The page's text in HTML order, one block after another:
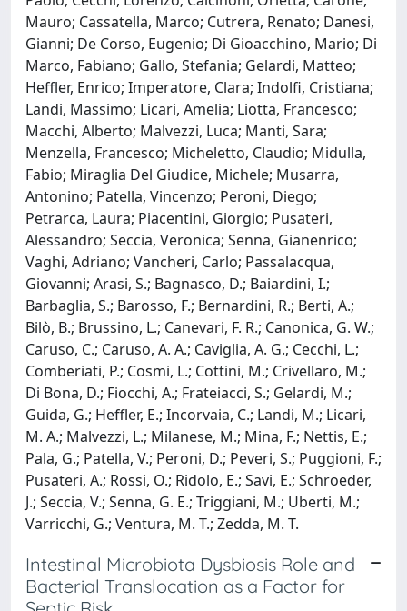
Mauro; Cassatella, Marco; Cutrera, Renato; Danesi,
Gianni; De Corso, Eugenio; Di Gioacchino, Mario; Di
Marco, Fabiano; Gallo, Stefania; Gelardi, Matteo;
Heffler, Enrico; Imperatore, Clara; Indolfi, Cristiana;
Landi, Massimo; Licari, Amelia; Liotta, Francesco;
Macchi, Alberto; Malvezzi, Luca; Manti, Sara;
Menzella, Francesco; Micheletto, Claudio; Midulla,
Fabio; Miraglia Del Giudice, Michele; Musarra,
Antonino; Patella, Vincenzo; Peroni, Diego;
Petrarca, Laura; Piacentini, Giorgio; Pusateri,
Alessandro; Seccia, Veronica; Senna, Gianenrico;
Vaghi, Adriano; Vancheri, Carlo; Passalacqua,
Giovanni; Arasi, S.; Bagnasco, D.; Baiardini, I.;
Barbaglia, S.; Barosso, F.; Bernardini, R.; Berti, A.;
Bilò, B.; Brussino, L.; Canevari, F. R.; Canonica, G. W.;
Caruso, C.; Caruso, A. A.; Caviglia, A. G.; Cecchi, L.;
Comberiati, P.; Cosmi, L.; Cottini, M.; Crivellaro, M.;
Di Bona, D.; Fiocchi, A.; Frateiacci, S.; Gelardi, M.;
Guida, G.; Heffler, E.; Incorvaia, C.; Landi, M.; Licari,
M. A.; Malvezzi, L.; Milanese, M.; Mina, F.; Nettis, E.;
Pala, G.; Patella, V.; Peroni, D.; Peveri, S.; Puggioni, F.;
Pusateri, A.; Rossi, O.; Ridolo, E.; Savi, E.; Schroeder,
J.; Seccia, V.; Senna, G. E.; Triggiani, M.; Uberti, M.;
Varricchi, G.; Ventura, M. T.; Zedda, M. T.
Intestinal Microbiota Dysbiosis Role and
Bacterial Translocation as a Factor for